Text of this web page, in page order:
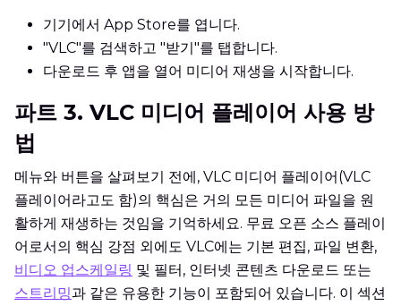
기기에서 App Store를 엽니다.
"VLC"를 검색하고 "받기"를 탭합니다.
다운로드 후 앱을 열어 미디어 재생을 시작합니다.
파트 3. VLC 미디어 플레이어 사용 방
법
메뉴와 버튼을 살펴보기 전에, VLC 미디어 플레이어(VLC
플레이어라고도 함)의 핵심은 거의 모든 미디어 파일을 원
활하게 재생하는 것임을 기억하세요. 무료 오픈 소스 플레이
어로서의 핵심 강점 외에도 VLC에는 기본 편집, 파일 변환,
비디오 업스케일링 및 필터, 인터넷 콘텐츠 다운로드 또는
스트리밍과 같은 유용한 기능이 포함되어 있습니다. 이 섹션